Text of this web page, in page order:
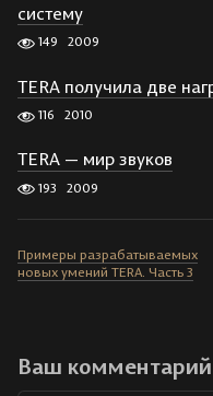
систему
149 2009
TERA получила две
116 2010
TERA — мир звуков
193 2009
Примеры разрабатываемых
новых умений TERA. Часть 3
Ваш комментарий